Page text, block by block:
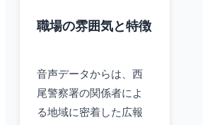
職場の雰囲気と特徴
音声データからは、西
尾警察署の関係者によ
る地域に密着した広報